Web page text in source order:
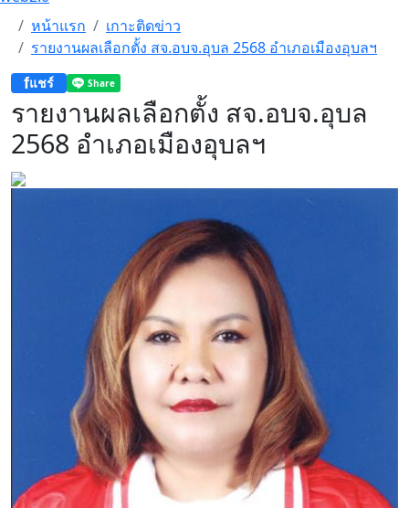
หน้าแรก
เกาะติดข่าว
รายงานผลเลือกตั้ง สจ.อบจ.อุบล 2568 อำเภอเมืองอุบลฯ
fแชร์
รายงานผลเลือกตั้ง สจ.อบจ.อุบล
2568 อำเภอเมืองอุบลฯ